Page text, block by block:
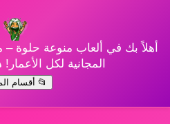
أهلاً بك في ألعاب منوعة حلوة
المجانية لكل
📂 أقسام